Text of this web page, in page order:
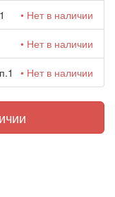
• Нет в наличии
• Нет в наличии
• Нет в наличии